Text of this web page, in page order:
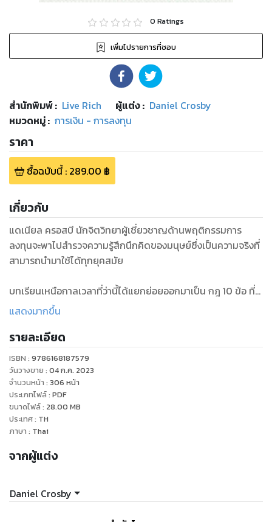
0 Ratings
เพิ่มไปรายการที่ชอบ
สำนักพิมพ์: Live Rich ผู้แต่ง : Daniel Crosby
หมวดหมู่: การเงิน - การลงทุน
ราคา
ซื้อฉบับนี้: 289.00 ฿
เกี่ยวกับ
แดเนียล ครอสบี นักจิตวิทยาผู้เชี่ยวชาญด้านพฤติกรรมการ
ลงทุนจะพาไปสํารวจความรู้สึกนึกคิดของมนุษย์ซึ่งเป็นความจริงที่
สามารถนํามาใช้ได้ทุกยุคสมัย
บทเรียนเหนือกาลเวลาที่ว่านี้ได้แยกย่อยออกมาเป็น กฎ 10 ข้อ ที่
นักลงทุนที่ดีควรทราบ เพื่อจัดการกับพฤติกรรมการลงทุนของตัว
ตื่นเต้นกับมัน แสดงว่ามันเป็นความคิดที่ไม่ดี’ รวมถึงคําแนะนํา
เกี่ยวกับการจัดการความเสี่ยงเชิงพฤติกรรม ซึ่งจะช่วยให้เข้าใจ
อย่างลึกซึ้งว่าจิตวิทยาส่งผลต่อการตัดสินใจลงทุนได้อย่างไร และ
มนุษย์เราควรคิดแบบไหนเพื่อที่จะไปสู่ความมั่งคั่ง
แสดงมากขึ้น
รายละเอียด
ISBN : 9786168187579
วันวางขาย : 04 ก.ค. 2023
จำนวนหน้า : 306 หน้า
ประเภทไฟล์: PDF
ขนาดไฟล์: 28.00 MB
ประเทศ: TH
ภาษา : Thai
จากผู้แต่ง
Daniel Crosby